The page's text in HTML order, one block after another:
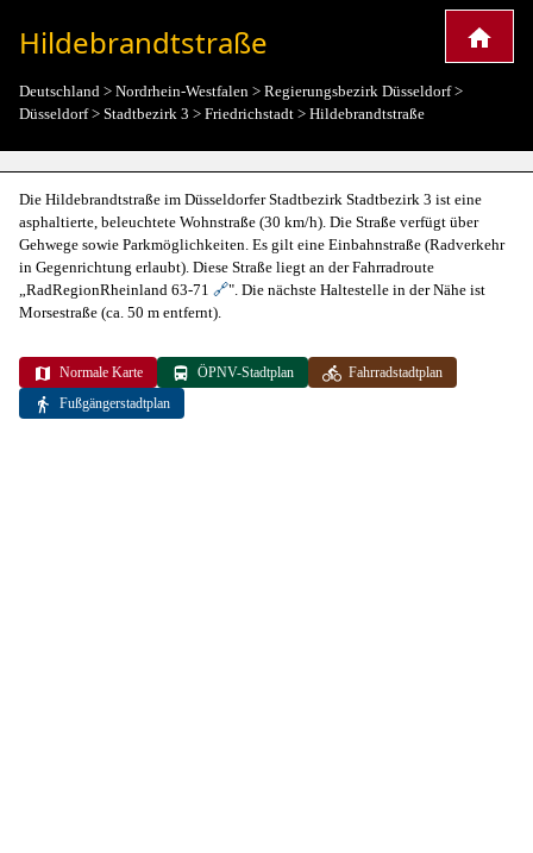
Hildebrandtstraße
Deutschland > Nordrhein-Westfalen > Regierungsbezirk Düsseldorf>
Düsseldorf> Stadtbezirk 3 > Friedrichstadt > Hildebrandtstraße
Die Hildebrandtstraße im Düsseldorfer Stadtbezirk Stadtbezirk 3 ist eine
asphaltierte, beleuchtete Wohnstraße (30 km/h). Die Straße verfügt über
Gehwege sowie Parkmöglichkeiten. Es gilt eine Einbahnstraße (Radverkehr
in Gegenrichtung erlaubt). Diese Straße liegt an der Fahrradroute
„RadRegionRheinland 63-71 🔗". Die nächste Haltestelle in der Nähe ist
Morsestraße (ca. 50 m entfernt).
Normale Karte ÖPNV-Stadtplan
Fahrradstadtplan
Fußgängerstadtplan